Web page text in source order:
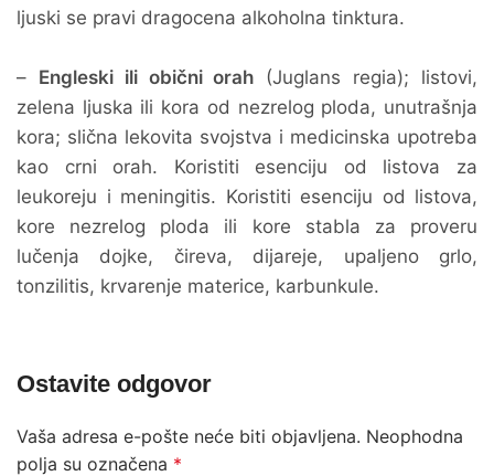
ljuski se pravi dragocena alkoholna tinktura.
– Engleski ili obični orah (Juglans regia); listovi,
zelena ljuska ili kora od nezrelog ploda, unutrašnja
kora; slična lekovita svojstva i medicinska upotreba
kao crni orah. Koristiti esenciju od listova za
leukoreju i meningitis. Koristiti esenciju od listova,
kore nezrelog ploda ili kore stabla za proveru
lučenja dojke, čireva, dijareje, upaljeno grlo,
tonzilitis, krvarenje materice, karbunkule.
Ostavite odgovor
Vaša adresa e-pošte neće biti objavljena. Neophodna
polja su označena *